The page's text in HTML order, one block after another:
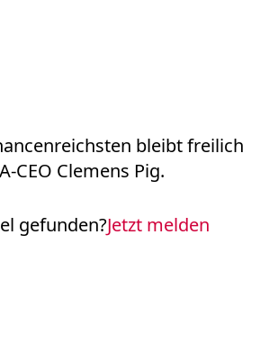
bleibt freilich
CEO Clemens Pig.
gefunden?Jetzt melden